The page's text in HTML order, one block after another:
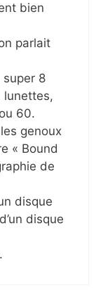
bien
parlait
super 8
lunettes,
60.
genoux
« Bound
de
disque
disque